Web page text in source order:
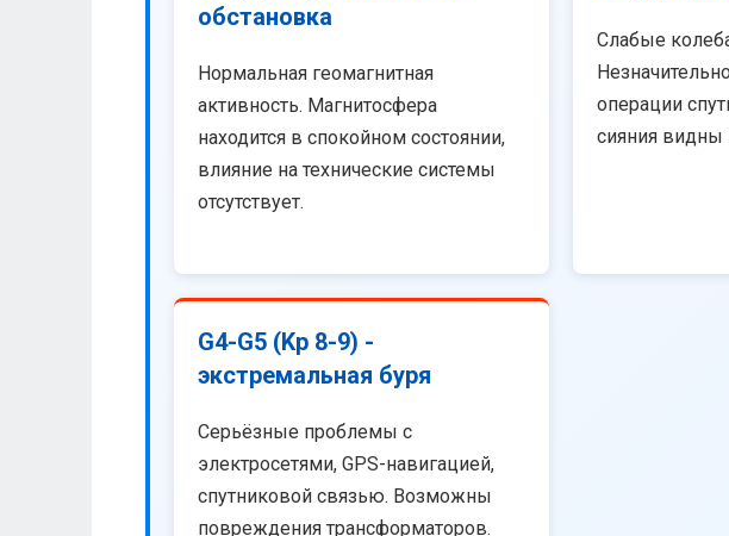
обстановка
Нормальная геомагнитная
активность. Магнитосфера
находится в спокойном состоянии,
влияние на технические системы
отсутствует.
Слабые
операции
сияния видны
G4-G5 (Kp 8-9) -
экстремальная буря
Серьёзные проблемы с
электросетями, GPS-навигацией,
спутниковой связью. Возможны
повреждения трансформаторов.